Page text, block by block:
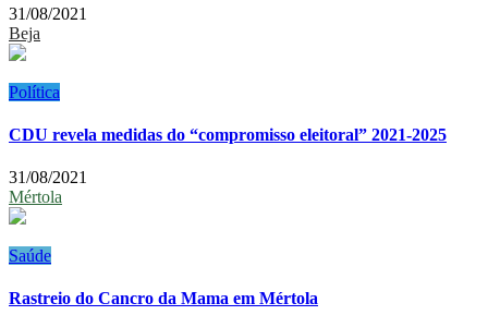
31/08/2021
Beja
Política
CDU revela medidas do “compromisso eleitoral” 2021-2025
31/08/2021
Mértola
Saúde
Rastreio do Cancro da Mama em Mértola